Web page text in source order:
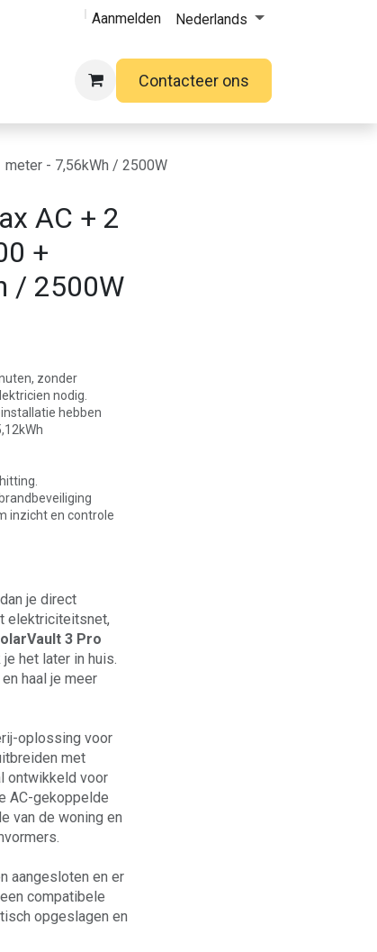
Aanmelden Nederlands
Contacteer ons
- 7,56kWh / 2500W
AC + 2
+
/ 2500W
zonder
nodig.
hebben
inzicht en controle
je direct
elektriciteitsnet,
3 Pro
het later in huis.
haal je meer
oplossing voor
met
ontwikkeld voor
AC-gekoppelde
van de woning en
aangesloten en er
compatibele
opgeslagen en